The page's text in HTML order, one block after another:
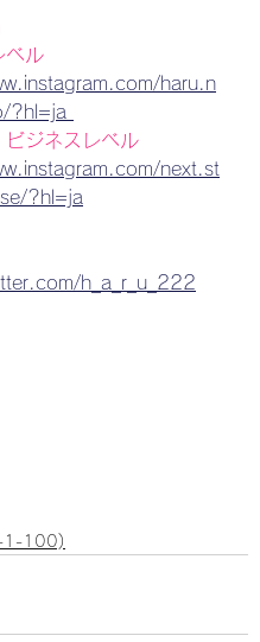
ベル
haru.n
?hl=ja
ジネスレベル
next.st
?hl=ja
h_a_r_u_222
1-100)